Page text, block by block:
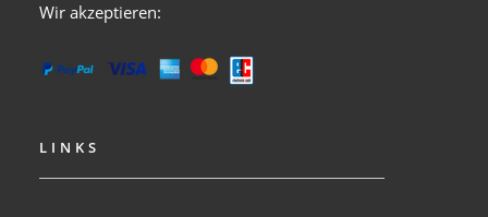
Wir akzeptieren:
LINKS